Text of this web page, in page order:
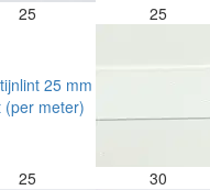
25 25
25 30